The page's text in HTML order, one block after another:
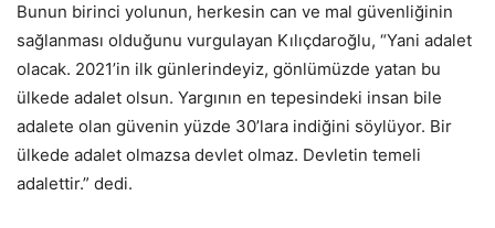
Bunun birinci yolunun, herkesin can ve mal güvenliğinin
sağlanması olduğunu vurgulayan Kılıçdaroğlu, “Yani adalet
olacak. 2021’in ilk günlerindeyiz, gönlümüzde yatan bu
ülkede adalet olsun. Yargının en tepesindeki insan bile
adalete olan güvenin yüzde 30’lara indiğini söylüyor. Bir
ülkede adalet olmazsa devlet olmaz. Devletin temeli
adalettir.” dedi.